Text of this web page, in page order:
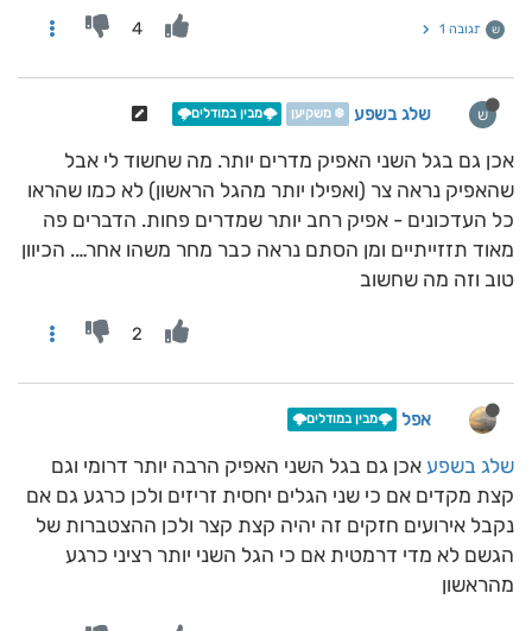
ש תגובה 1 4
ש שלג בשפע ❄️ משקיען 🌩️מבין במודלים🌩️
אכן גם בגל השני האפיק מדרים יותר. מה שחשוד לי אבל
שהאפיק נראה צר (ואפילו יותר מהגל הראשון) לא כמו שהראו
כל העדכונים - אפיק רחב יותר שמדרים פחות. הדברים פה
מאוד תזזייתיים ומן הסתם נראה כבר מחר משהו אחר…. הכיוון
טוב וזה מה שחשוב
2
אפל 🌩️מבין במודלים🌩️
שלג בשפע אכן גם בגל השני האפיק הרבה יותר דרומי וגם
קצת מקדים אם כי שני הגלים יחסית זריזים ולכן כרגע גם אם
נקבל אירועים חזקים זה יהיה קצת קצר ולכן ההצטברות של
הגשם לא מדי דרמטית אם כי הגל השני יותר רציני כרגע
מהראשון